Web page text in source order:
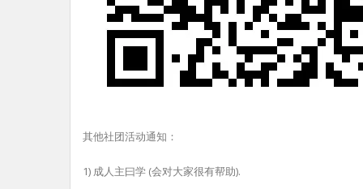
其他社团活动通知：
1) 成人主曰学 (会对大家很有帮助).